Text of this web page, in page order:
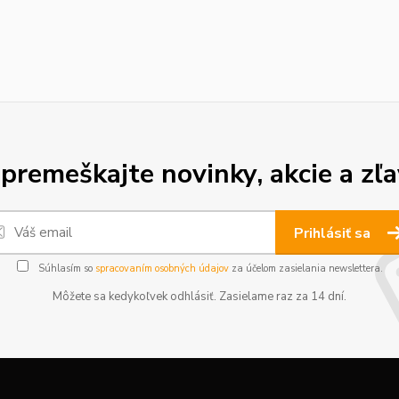
novinky, akcie a
Prihlásiť sa
Súhlasím so spracovaním osobných údajovza účelom zasielania newslettera.
Môžete sa kedykoľvek odhlásiť. Zasielame raz za 14 dní.